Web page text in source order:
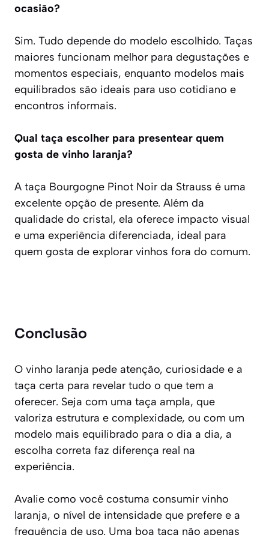
ocasião?
Sim. Tudo depende do modelo escolhido. Taças
maiores funcionam melhor para degustações e
momentos especiais, enquanto modelos mais
equilibrados são ideais para uso cotidiano e
encontros informais.
Qual taça escolher para presentear quem
gosta de vinho laranja?
A taça Bourgogne Pinot Noir da Strauss é uma
excelente opção de presente. Além da
qualidade do cristal, ela oferece impacto visual
e uma experiência diferenciada, ideal para
quem gosta de explorar vinhos fora do comum.
Conclusão
O vinho laranja pede atenção, curiosidade e a
taça certa para revelar tudo o que tem a
oferecer. Seja com uma taça ampla, que
valoriza estrutura e complexidade, ou com um
modelo mais equilibrado para o dia a dia, a
escolha correta faz diferença real na
experiência.
Avalie como você costuma consumir vinho
laranja, o nível de intensidade que prefere e a
frequência de uso. Uma boa taça não apenas